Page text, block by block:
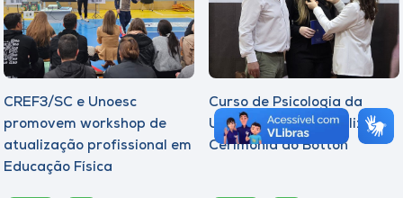
CREF3/SC e Unoesc
promovem workshop de
atualização profissional em
Educação Física
Curso de Psicologia da
Unoesc Joaçaba realiza 2ª
Cerimônia do Botton